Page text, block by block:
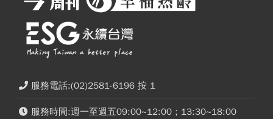
服務電話:(02)2581-6196 按 1
服務時間:週一至週五09:00~12:00；13:30~18:00